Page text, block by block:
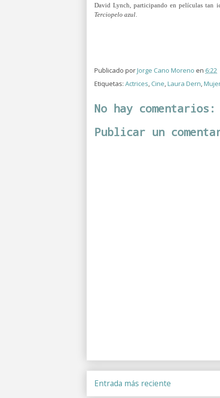
David Lynch, participando en películas tan
Terciopelo azul
Publicado porJorge Cano Moreno en 6:22
Etiquetas: Actrices, Cine,Laura Dern,
No hay comentarios:
Publicar un
Entrada más reciente